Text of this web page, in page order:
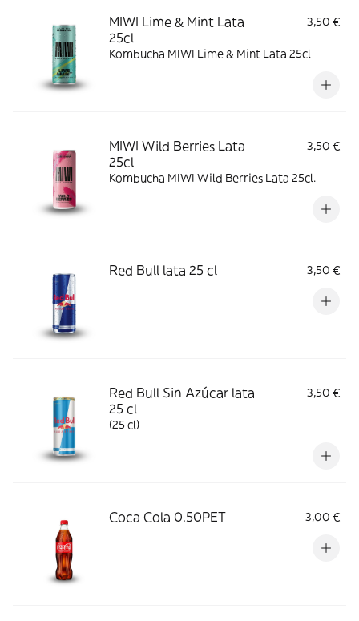
MIWI Lime & Mint Lata
25cl
3,50 €
Kombucha MIWI Lime & Mint Lata 25cl-
MIWI Wild Berries Lata
25cl
3,50 €
Kombucha MIWI Wild Berries Lata 25cl.
Red Bull lata 25 cl 3,50 €
Red Bull Sin Azúcar lata
25 cl
3,50 €
(25 cl)
Coca Cola 0.50PET 3,00 €